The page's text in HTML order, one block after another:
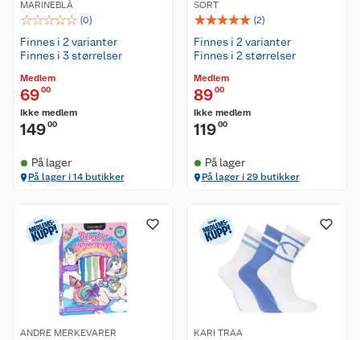
MARINEBLÅ
☆☆☆☆☆ (0)
Finnes i 2 varianter
Finnes i 3 størrelser
Medlem
6900
Ikke medlem
14900
På lager
På lager i 14 butikker
SORT
☆☆☆☆☆ (2)
Finnes i 2 varianter
Finnes i 2 størrelser
Medlem
8900
Ikke medlem
11900
På lager
På lager i 29 butikker
ANDRE MERKEVARER KARI TRAA